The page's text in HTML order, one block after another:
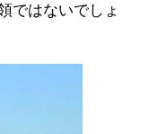
ではないでしょ